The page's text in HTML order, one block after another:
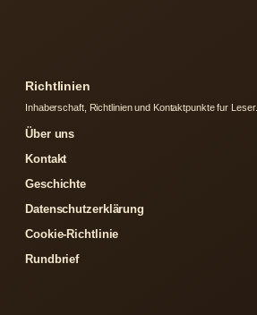
Richtlinien
Inhaberschaft, Richtlinien und Kontaktpunkte fur Leser.
Über uns
Kontakt
Geschichte
Datenschutzerklärung
Cookie-Richtlinie
Rundbrief